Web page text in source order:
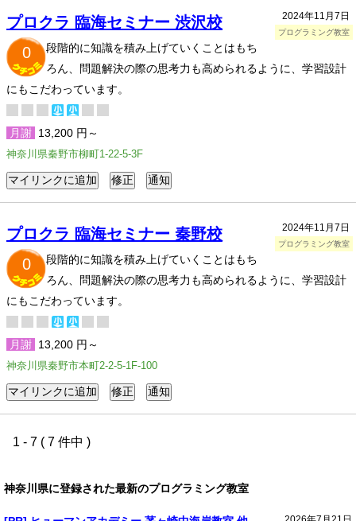
2024年11月7日
プログラミング教室
プロクラ 臨海セミナー 渋沢校
0
段階的に知識を積み上げていくことはもち
ろん、問題解決の際の思考力も高められるように、学習設計
にもこだわっています。
月謝 13,200 円～
神奈川県秦野市柳町1-22-5-3F
2024年11月7日
プログラミング教室
プロクラ 臨海セミナー 秦野校
0
段階的に知識を積み上げていくことはもち
ろん、問題解決の際の思考力も高められるように、学習設計
にもこだわっています。
月謝 13,200 円～
神奈川県秦野市本町2-2-5-1F-100
1 - 7 ( 7 件中 )
神奈川県に登録された最新のプログラミング教室